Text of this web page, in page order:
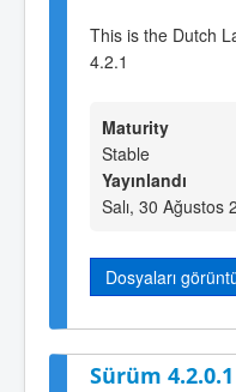
This is the Dutch
4.2.1
Maturity
Stable
Yayınlandı
Salı, 30 Ağustos
Dosyaları
Sürüm 4.2.0.1